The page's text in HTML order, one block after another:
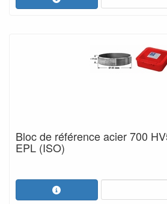
Bloc de référence acier 700
EPL (ISO)